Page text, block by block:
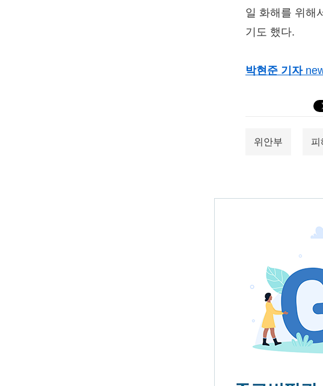
일 화해를 위해
기도 했다.
박현준 기자
위안부 피